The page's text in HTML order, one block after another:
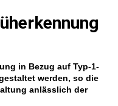
in Bezug auf Typ-1-
werden, so die
anlässlich der